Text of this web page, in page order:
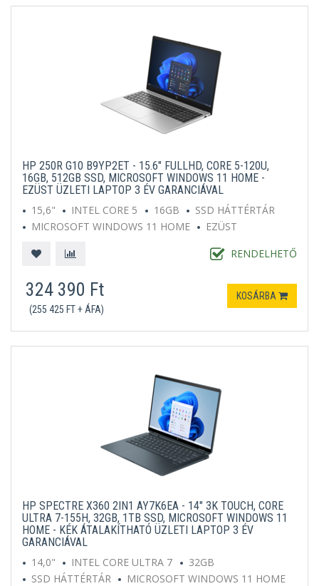
HP 250R G10 B9YP2ET - 15.6" FULLHD, CORE 5-120U,
16GB, 512GB SSD, MICROSOFT WINDOWS 11 HOME -
EZÜST ÜZLETI LAPTOP 3 ÉV GARANCIÁVAL
15,6"
INTEL CORE 5 16GB
SSD HÁTTÉRTÁR
MICROSOFT WINDOWS 11 HOME
EZÜST
RENDELHETŐ
324 390 Ft
(255 425 FT + ÁFA)
KOSÁRBA
HP SPECTRE X360 2IN1 AY7K6EA - 14" 3K TOUCH, CORE
ULTRA 7-155H, 32GB, 1TB SSD, MICROSOFT WINDOWS 11
HOME - KÉK ÁTALAKÍTHATÓ ÜZLETI LAPTOP 3 ÉV
GARANCIÁVAL
14,0"
INTEL CORE ULTRA 7
32GB
SSD HÁTTÉRTÁR
MICROSOFT WINDOWS 11 HOME